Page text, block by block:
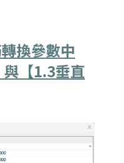
換參數中
與 【1.3垂直